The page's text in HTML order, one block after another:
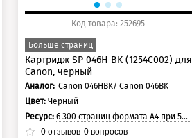
Код товара: 252695
Больше страниц
Картридж SP 046H BK (1254C002) для
Canon, черный
Аналог: Canon 046HBK/ Canon 046BK
Цвет: Черный
Ресурс: 6 300 страниц формата А4 при 5% заполнении страницы
0отзывов 0вопросов